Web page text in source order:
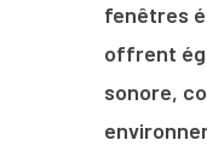
fenêtres
offrent
sonore,